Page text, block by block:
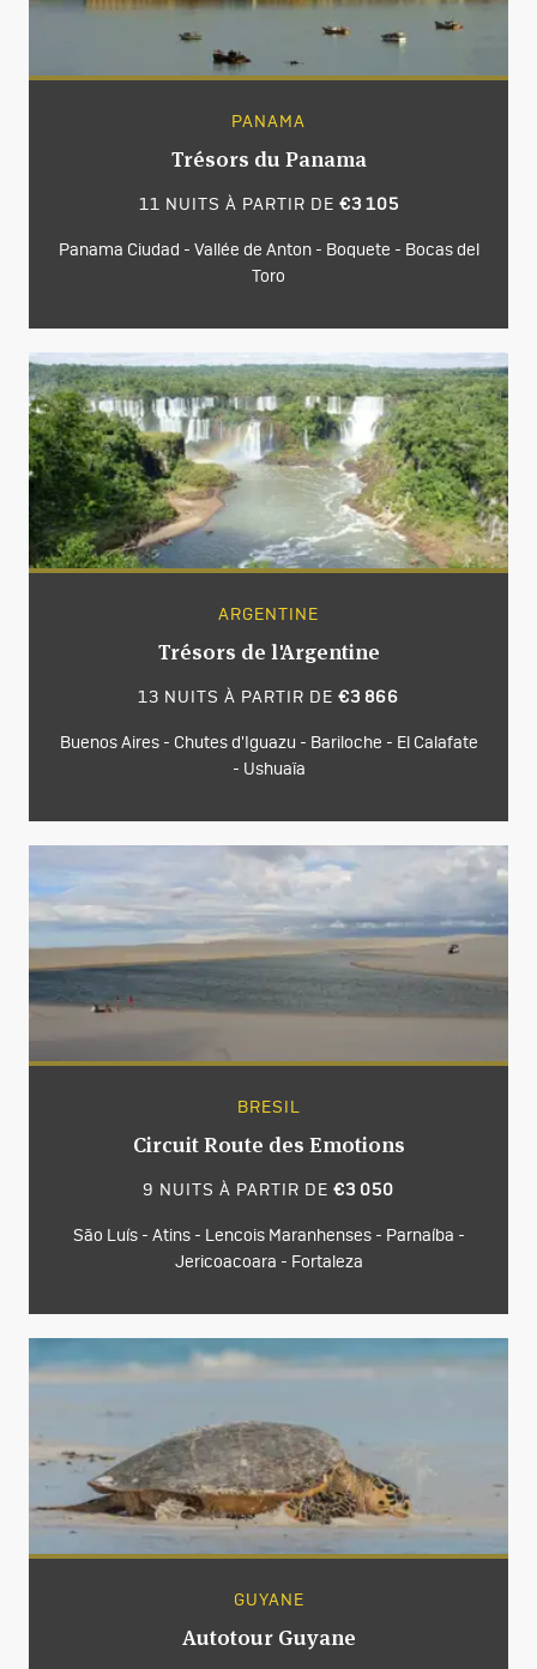
PANAMA
Trésors du Panama
11 NUITS À PARTIR DE €3 105
Panama Ciudad - Vallée de Anton - Boquete - Bocas del
Toro
ARGENTINE
Trésors de l'Argentine
13 NUITS À PARTIR DE €3 866
Buenos Aires - Chutes d'Iguazu - Bariloche - El Calafate
- Ushuaïa
BRESIL
Circuit Route des Emotions
9 NUITS À PARTIR DE €3 050
São Luís - Atins - Lencois Maranhenses - Parnaíba -
Jericoacoara - Fortaleza
GUYANE
Autotour Guyane